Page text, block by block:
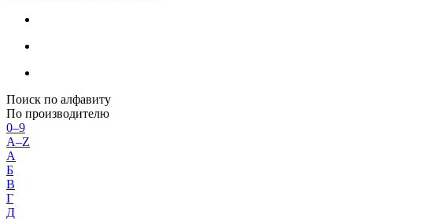
Поиск по алфавиту
По производителю
0–9
A–Z
А
Б
В
Г
Д